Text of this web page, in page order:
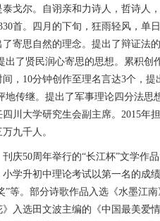
戈尔。自诩亲和力诗人，哲诗人
首。四月的下旬，狂雨轻风，单
寄思自然的理念。提出了辩证法
出了贤民润心寄思的思想。累积创
，10分钟创作至理名言达3个，
地传继。提出了军事理论四分法思
四川大学研究生会副主席。2015年
九千人。
庆50周年举行的“长江杯”文学作
学升初中理论考试以第一名的成
”等。部分诗歌作品入选《水墨江
入选田文波主编的《中国最美爱